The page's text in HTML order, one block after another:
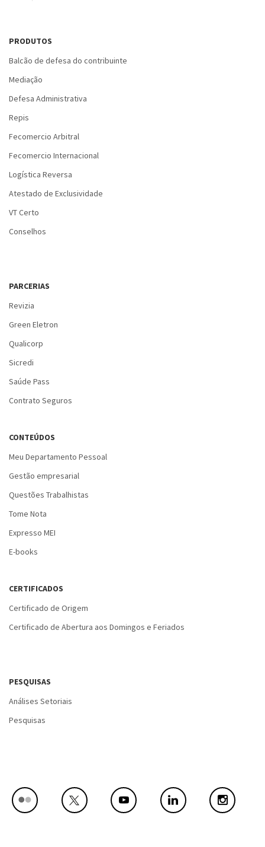
PRODUTOS
Balcão de defesa do contribuinte
Mediação
Defesa Administrativa
Repis
Fecomercio Arbitral
Fecomercio Internacional
Logística Reversa
Atestado de Exclusividade
VT Certo
Conselhos
PARCERIAS
Revizia
Green Eletron
Qualicorp
Sicredi
Saúde Pass
Contrato Seguros
CONTEÚDOS
Meu Departamento Pessoal
Gestão empresarial
Questões Trabalhistas
Tome Nota
Expresso MEI
E-books
CERTIFICADOS
Certificado de Origem
Certificado de Abertura aos Domingos e Feriados
PESQUISAS
Análises Setoriais
Pesquisas